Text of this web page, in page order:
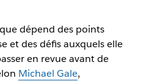
dépend des points
et des défis auxquels elle
en revue avant de
Michael Gale,